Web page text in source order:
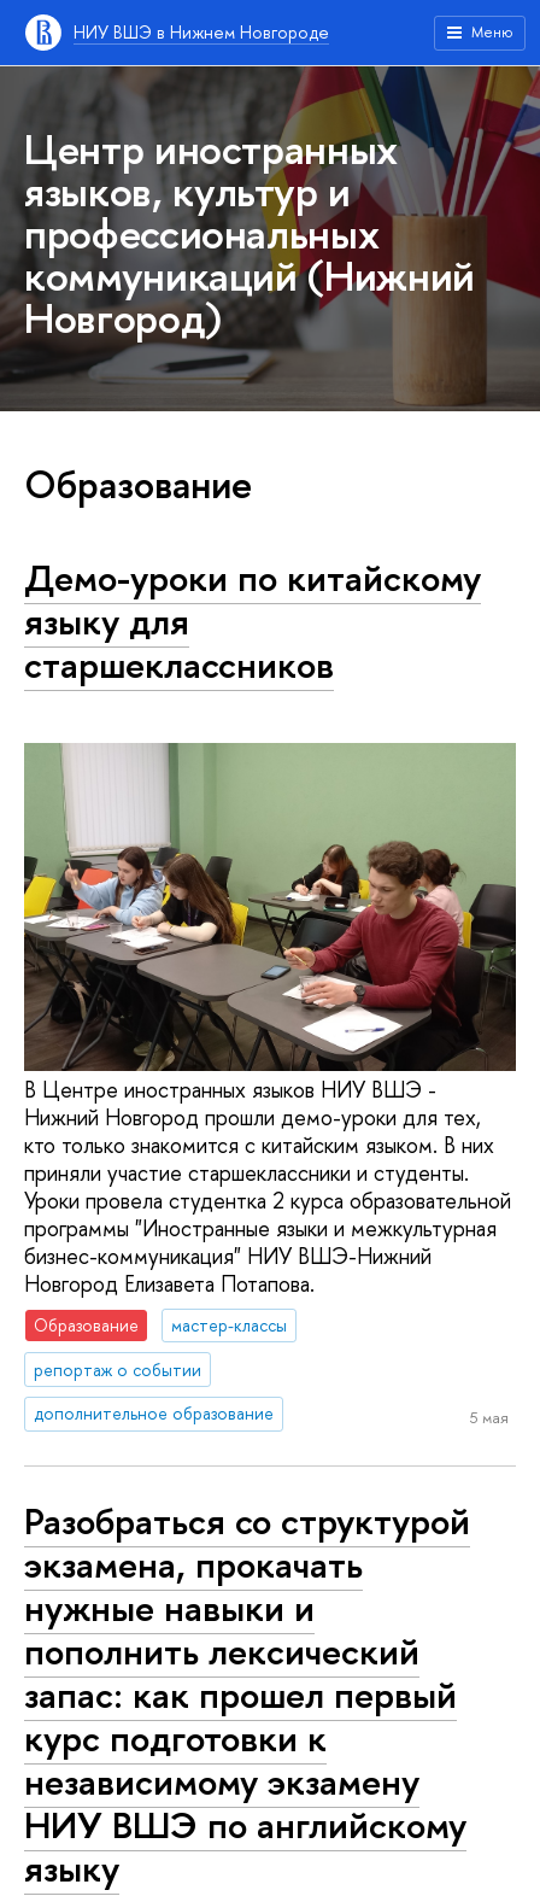
НИУ ВШЭ в Нижнем Новгороде Меню
Центр иностранных
языков, культур и
профессиональных
коммуникаций (Нижний
Новгород)
Образование
Демо-уроки по китайскому
языку для
старшеклассников
В Центре иностранных языков НИУ ВШЭ -
Нижний Новгород прошли демо-уроки для тех,
кто только знакомится с китайским языком. В них
приняли участие старшеклассники и студенты.
Уроки провела студентка 2 курса образовательной
программы "Иностранные языки и межкультурная
бизнес-коммуникация" НИУ ВШЭ-Нижний
Новгород Елизавета Потапова.
Образование
мастер-классы
репортаж о событии
дополнительное образование
5 мая
Разобраться со структурой
экзамена, прокачать
нужные навыки и
пополнить лексический
запас: как прошел первый
курс подготовки к
независимому экзамену
НИУ ВШЭ по английскому
языку